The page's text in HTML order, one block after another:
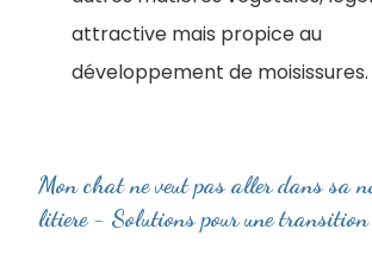
attractive mais propice au
développement de moisissures.
Mon chat ne veut pas aller dans sa
litiere - Solutions pour une transition